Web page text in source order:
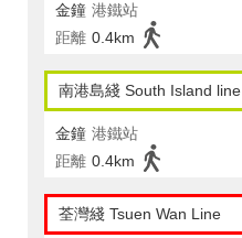
金鐘 港鐵站
距離 0.4km
南港島綫 South Island line
金鐘 港鐵站
距離 0.4km
荃灣綫 Tsuen Wan Line